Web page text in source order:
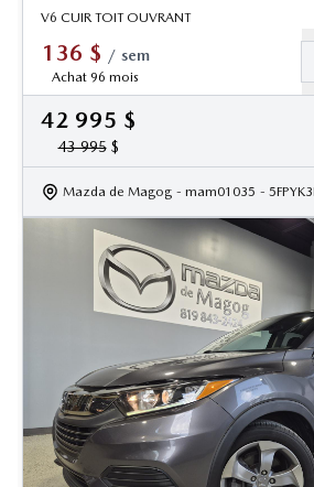
V6 CUIR TOIT OUVRANT
136 $ / sem
Achat 96 mois
42 995 $
43 995$
Mazda de Magog - mam01035 -